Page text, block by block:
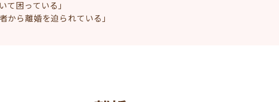
て困っている」
から離婚を迫られている」